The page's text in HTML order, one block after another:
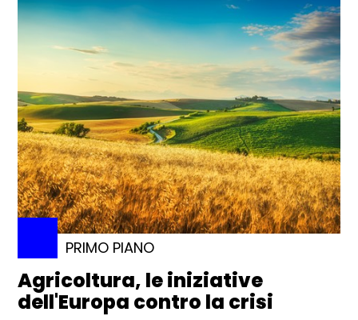
PRIMO PIANO
Agricoltura, le iniziative
dell'Europa contro la crisi